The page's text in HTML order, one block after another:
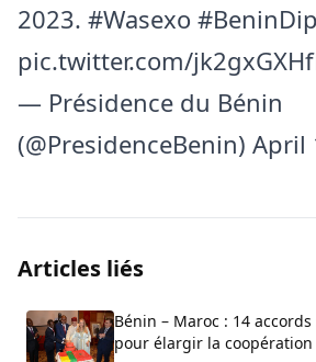
2023. #Wasexo
pic.twitter.com/
— Présidence du Bénin
(@PresidenceBenin) April
Articles liés
Bénin – Maroc : 14
pour élargir la